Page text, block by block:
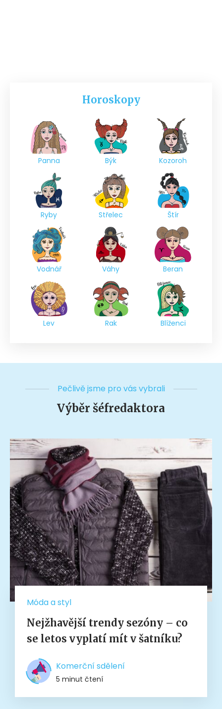
Horoskopy
Panna Býk Kozoroh
Ryby Střelec Štír
Vodnář Váhy Beran
Lev Rak Blíženci
Pečlivě jsme pro vás vybrali
Výběr šéfredaktora
Móda a styl
Nejžhavější trendy sezóny – co
se letos vyplatí mít v šatníku?
Komerční sdělení
5 minut čtení